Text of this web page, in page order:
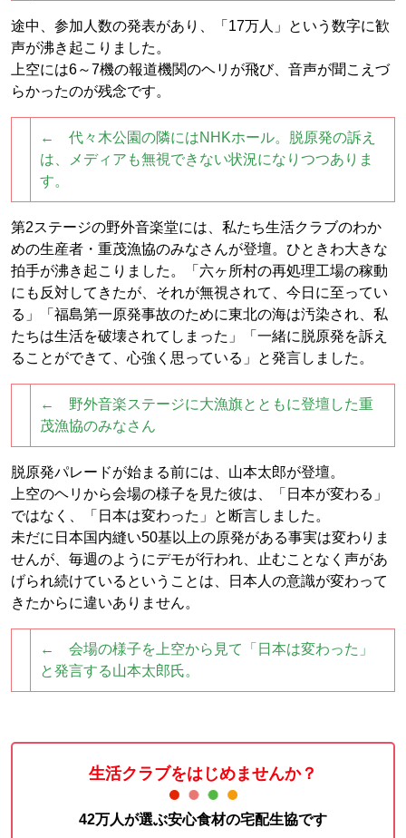
途中、参加人数の発表があり、「17万人」という数字に歓
声が沸き起こりました。
上空には6～7機の報道機関のヘリが飛び、音声が聞こえづ
らかったのが残念です。
← 代々木公園の隣にはNHKホール。脱原発の訴え
は、メディアも無視できない状況になりつつありま
す。
第2ステージの野外音楽堂には、私たち生活クラブのわか
めの生産者・重茂漁協のみなさんが登壇。ひときわ大きな
拍手が沸き起こりました。「六ヶ所村の再処理工場の稼動
にも反対してきたが、それが無視されて、今日に至ってい
る」「福島第一原発事故のために東北の海は汚染され、私
たちは生活を破壊されてしまった」「一緒に脱原発を訴え
ることができて、心強く思っている」と発言しました。
← 野外音楽ステージに大漁旗とともに登壇した重
茂漁協のみなさん
脱原発パレードが始まる前には、山本太郎が登壇。
上空のヘリから会場の様子を見た彼は、「日本が変わる」
ではなく、「日本は変わった」と断言しました。
未だに日本国内縫い50基以上の原発がある事実は変わりま
せんが、毎週のようにデモが行われ、止むことなく声があ
げられ続けているということは、日本人の意識が変わって
きたからに違いありません。
← 会場の様子を上空から見て「日本は変わった」
と発言する山本太郎氏。
生活クラブをはじめませんか？
42万人が選ぶ安心食材の宅配生協です